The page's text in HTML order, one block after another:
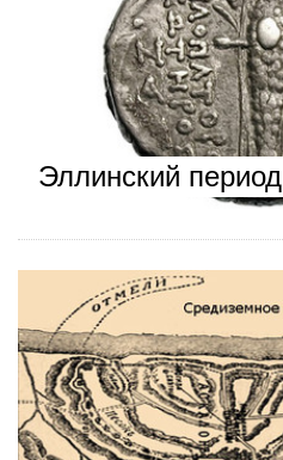
Эллинский период